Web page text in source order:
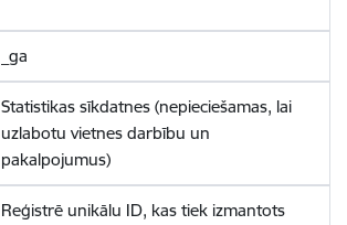
_ga
Statistikas sīkdatnes (nepieciešamas, lai
uzlabotu vietnes darbību un
pakalpojumus)
Reģistrē unikālu ID, kas tiek izmantots